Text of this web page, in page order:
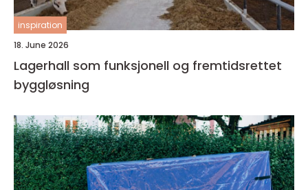
inspiration
18. June 2026
Lagerhall som funksjonell og fremtidsrettet
byggløsning